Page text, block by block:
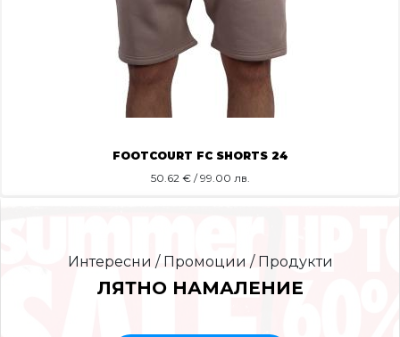
FOOTCOURT FC SHORTS 24
50.62€ / 99.00 лв.
Интересни / Промоции / Продукти
ЛЯТНО НАМАЛЕНИЕ